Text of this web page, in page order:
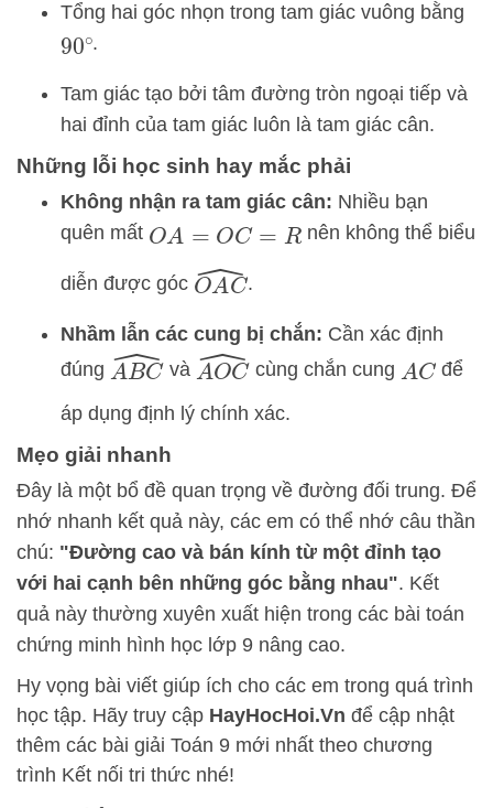
Tổng hai góc nhọn trong tam giác vuông bằng
90∘.
Tam giác tạo bởi tâm đường tròn ngoại tiếp và
hai đỉnh của tam giác luôn là tam giác cân.
Những lỗi học sinh hay mắc phải
Không nhận ra tam giác cân: Nhiều bạn
quên mất OA =O C=R nên không thể biểu
diễn được góc OAC^
.
Nhầm lẫn các cung bị chắn: Cần xác định
đúng A BC^
và AOC^
cùng chắn cung AC để
áp dụng định lý chính xác.
Mẹo giải nhanh
Đây là một bổ đề quan trọng về đường đối trung. Để
nhớ nhanh kết quả này, các em có thể nhớ câu thần
chú: "Đường cao và bán kính từ một đỉnh tạo
với hai cạnh bên những góc bằng nhau". Kết
quả này thường xuyên xuất hiện trong các bài toán
chứng minh hình học lớp 9 nâng cao.
Hy vọng bài viết giúp ích cho các em trong quá trình
học tập. Hãy truy cập HayHocHoi.Vn để cập nhật
thêm các bài giải Toán 9 mới nhất theo chương
trình Kết nối tri thức nhé!